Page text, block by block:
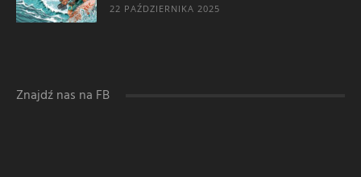
22 PAŹDZIERNIKA 2025
Znajdź nas na FB